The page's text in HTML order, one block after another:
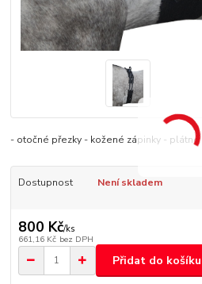
- otočné přezky - kožené zápinky - plátno
Dostupnost Není skladem
800 Kč/ks
661,16 Kč bez DPH
Přidat do košíku